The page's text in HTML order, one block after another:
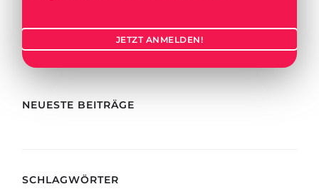
BERUFE
Beispiel-Stellenangebote
Holland-Test
BEWERBEN FÜR FACHRICHTUNG …
Medizin
Physik
BEWERBEN AUS …
JETZT ANMELDEN!
NEUESTE BEITRÄGE
SCHLAGWÖRTER